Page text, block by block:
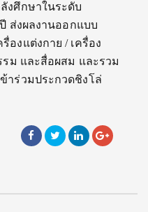
งศึกษาในระดับ
ส่งผลงานออกแบบ
องแต่งกาย / เครื่อง
ม และสื่อผสม และรวม
าร่วมประกวดชิงโล่